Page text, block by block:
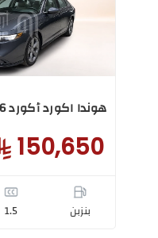
هوندا اكورد أكورد EX 2026
150,650
بنزبن 1.5